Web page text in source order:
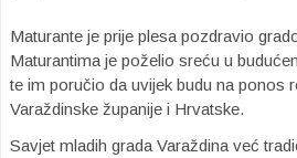
Maturante je prije plesa pozdravio
Maturantima je poželio sreću u
te im poručio da uvijek budu na ponos
Varaždinske županije i Hrvatske.
Savjet mladih grada Varaždina već